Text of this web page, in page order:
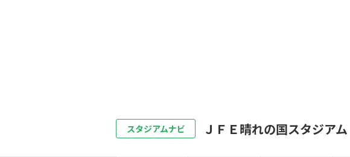
スタジアムナビ ＪＦＥ晴れの国スタジアム